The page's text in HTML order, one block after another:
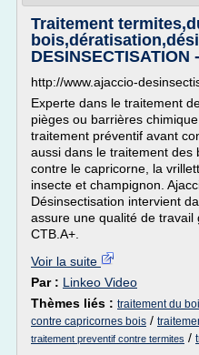
Traitement
DESINSECTISATION
http://www.ajaccio-
Experte dans le traitement
pièges ou barrières
traitement préventif avant
aussi dans le traitement des
contre le capricorne, la
insecte et champignon.
Désinsectisation intervient
assure une qualité de
CTB.A+.
Voir la suite
Par : Linkeo Video
Thèmes liés : traitement du
contre capricornes bois /
traitement preventif contre termites /